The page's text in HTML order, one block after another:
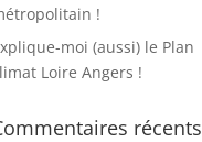
!
moi (aussi) le Plan
Loire Angers !
récents